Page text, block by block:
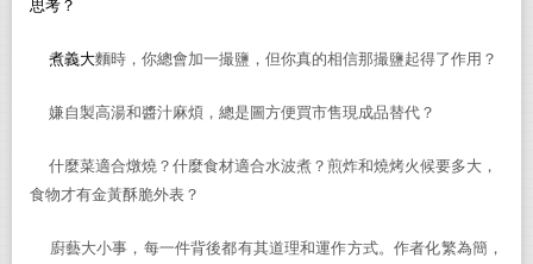
思考？
煮義大麵時，你總會加一撮鹽，但你真的相信那撮鹽起得了作用？
嫌自製高湯和醬汁麻煩，總是圖方便買市售現成品替代？
什麼菜適合燉燒？什麼食材適合水波煮？煎炸和燒烤火候要多大，
食物才有金黃酥脆外表？
廚藝大小事，每一件背後都有其道理和運作方式。作者化繁為簡，